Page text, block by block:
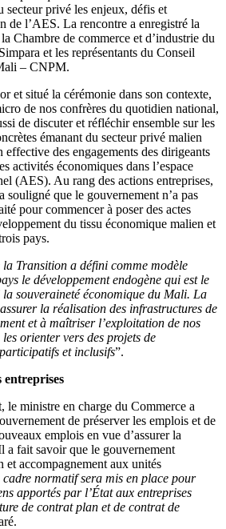
secteur privé les enjeux, défis et
de l’AES. La rencontre a enregistré la
Chambre de commerce et d’industrie du
et les représentants du Conseil
– CNPM.
et situé la cérémonie dans son contexte,
de nos confrères du quotidien national,
de discuter et réfléchir ensemble sur les
émanant du secteur privé malien
effective des engagements des dirigeants
activités économiques dans l’espace
(AES). Au rang des actions entreprises,
souligné que le gouvernement n’a pas
pour commencer à poser des actes
du tissu économique malien et
pays.
la Transition a défini comme modèle
le développement endogène qui est le
souveraineté économique du Mali. La
la réalisation des infrastructures de
et à maîtriser l’exploitation de nos
orienter vers des projets de
et inclusifs”.
entreprises
le ministre en charge du Commerce a
de préserver les emplois et de
emplois en vue d’assurer la
a fait savoir que le gouvernement
et accompagnement aux unités
cadre normatif sera mis en place pour
apportés par l’État aux entreprises
de contrat plan et de contrat de